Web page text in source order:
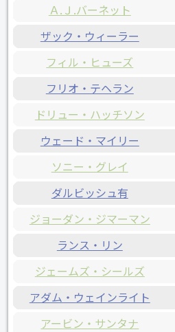
Ａ.Ｊ.バーネット
ザック・ウィーラー
フィル・ヒューズ
フリオ・テヘラン
ドリュー・ハッチソン
ウェード・マイリー
ソニー・グレイ
ダルビッシュ有
ジョーダン・ジマーマン
ランス・リン
ジェームズ・シールズ
アダム・ウェインライト
アービン・サンタナ